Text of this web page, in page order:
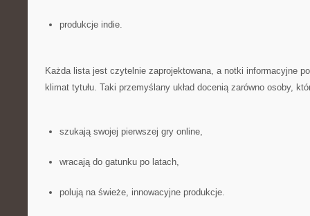
produkcje indie.
Każda lista jest czytelnie zaprojektowana, a notki informacyjne
klimat tytułu. Taki przemyślany układ docenią zarówno osoby,
szukają swojej pierwszej gry online,
wracają do gatunku po latach,
polują na świeże, innowacyjne produkcje.